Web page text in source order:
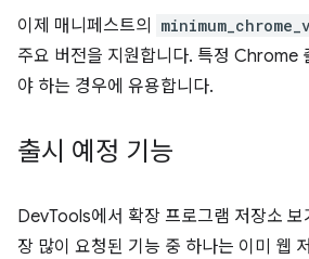
이제 매니페스트의
주요 버전을 지원합니다. 특정 Chrome
야 하는 경우에 유용합니다.
출시 예정 기능
DevTools에서 확장 프로그램 저장소
장 많이 요청된 기능 중 하나는 이미 웹